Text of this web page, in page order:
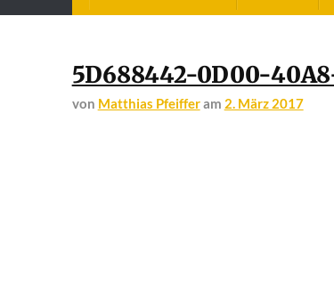
5D688442-0D00-
von Matthias Pfeifferam 2. März 2017